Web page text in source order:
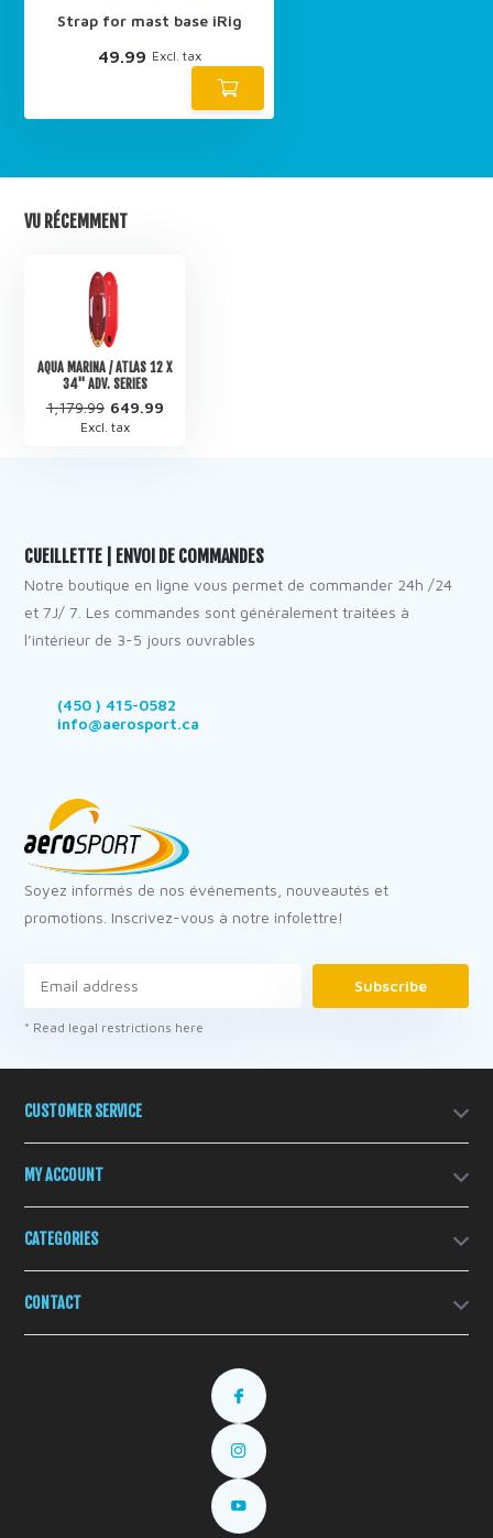
Strap for mast base iRig
49.99 Excl. tax
VU RÉCEMMENT
AQUA MARINA / ATLAS 12 X
34'' ADV. SERIES
1,179.99 649.99
Excl. tax
CUEILLETTE | ENVOI DE COMMANDES
Notre boutique en ligne vous permet de commander 24h /24
et 7J/ 7. Les commandes sont généralement traitées à
l’intérieur de 3-5 jours ouvrables
(450 ) 415-0582
info@aerosport.ca
Soyez informés de nos événements, nouveautés et
promotions. Inscrivez-vous à notre infolettre!
Subscribe
* Read legal restrictions here
CUSTOMER SERVICE
MY ACCOUNT
CATEGORIES
CONTACT